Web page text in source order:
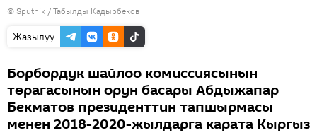
© Sputnik / Табылды Кадырбеков
Жазылуу
Борбордук шайлоо комиссиясынын
төрагасынын орун басары Абдыжапар
Бекматов президенттин тапшырмасы
менен 2018-2020-жылдарга карата Кыргыз